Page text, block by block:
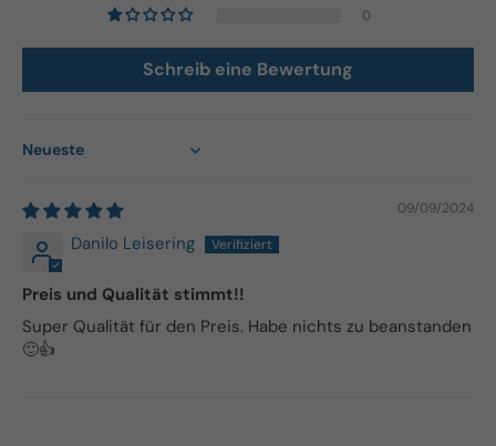
0
Schreib eine Bewertung
Sort by
09/09/2024
Danilo Leisering
Preis und Qualität stimmt!!
Super Qualität für den Preis. Habe nichts zu beanstanden
🙂👍